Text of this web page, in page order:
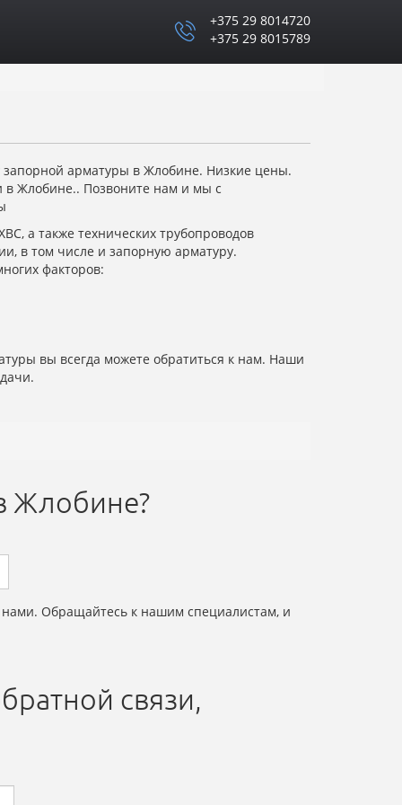
+375 29 8014720
+375 29 8015789
арматуры в Жлобине. Низкие цены.
в Жлобине.. Позвоните нам и мы с
а также технических трубопроводов
в том числе и запорную арматуру.
факторов:
вы всегда можете обратиться к нам. Наши
Жлобине?
Обращайтесь к нашим специалистам, и
связи,